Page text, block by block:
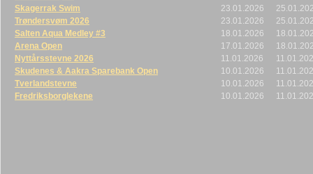
Skagerrak Swim
23.01.2026
Trøndersvøm 2026
23.01.2026
Salten Aqua Medley #3
18.01.2026
Arena Open
17.01.2026
Nyttårsstevne 2026
11.01.2026
Skudenes & Aakra Sparebank Open
10.01.2026
Tverlandstevne
10.01.2026
Fredriksborglekene
10.01.2026